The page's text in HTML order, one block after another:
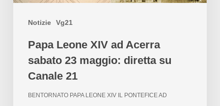
Notizie Vg21
Papa Leone XIV ad Acerra
sabato 23 maggio: diretta su
Canale 21
BENTORNATO PAPA LEONE XIV IL PONTEFICE AD